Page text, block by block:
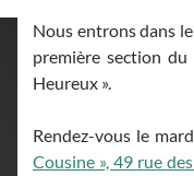
Nous entrons dans
première section du
Heureux ».
Rendez-vous le
Cousine », 49 rue